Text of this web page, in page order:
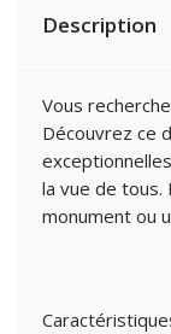
Description
Vous
Découvrez ce
la vue de tous.
monument ou